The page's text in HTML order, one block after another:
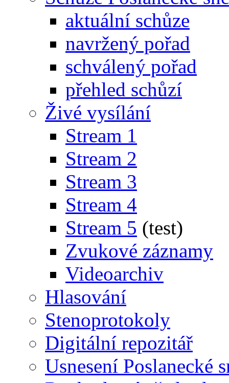
aktuální schůze
navržený pořad
schválený pořad
přehled schůzí
Živé vysílání
Stream 1
Stream 2
Stream 3
Stream 4
Stream 5 (test)
Zvukové záznamy
Videoarchiv
Hlasování
Stenoprotokoly
Digitální repozitář
Usnesení Poslanecké